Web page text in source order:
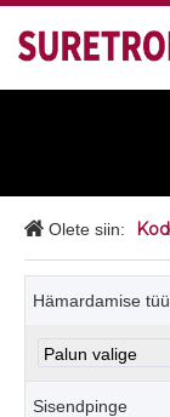
Olete siin:
Hämardamise
Sisendpinge